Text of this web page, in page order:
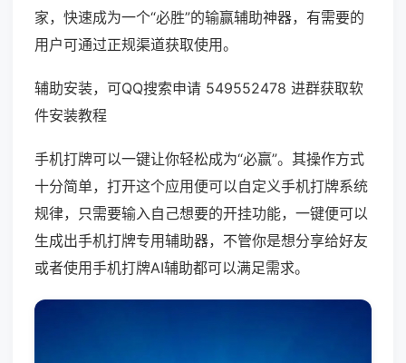
家，快速成为一个“必胜”的输赢辅助神器，有需要的
用户可通过正规渠道获取使用。
辅助安装，可QQ搜索申请 549552478 进群获取软
件安装教程
手机打牌可以一键让你轻松成为“必赢”。其操作方式
十分简单，打开这个应用便可以自定义手机打牌系统
规律，只需要输入自己想要的开挂功能，一键便可以
生成出手机打牌专用辅助器，不管你是想分享给好友
或者使用手机打牌AI辅助都可以满足需求。